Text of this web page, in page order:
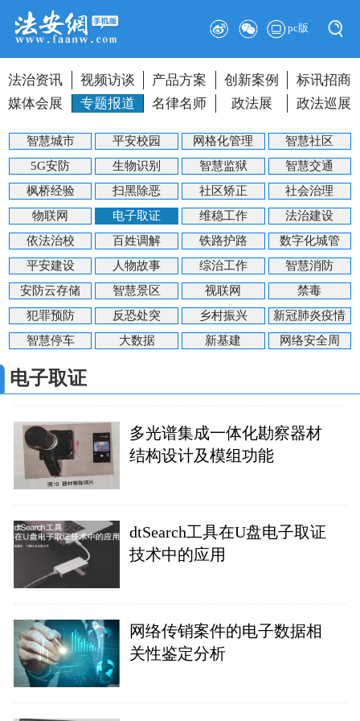
pc版
法治资讯 视频访谈 产品方案 创新案例
标讯招商
媒体会展
专题报道 名律名师 政法展 政法巡展
智慧城市 平安校园 网格化管理
智慧社区
5G安防
生物识别 智慧监狱
智慧交通
枫桥经验
扫黑除恶 社区矫正
社会治理
物联网
电子取证 维稳工作
法治建设
依法治校
百姓调解 铁路护路
数字化城管
平安建设
人物故事 综治工作
智慧消防
安防云存储
智慧景区 视联网
禁毒
犯罪预防
反恐处突 乡村振兴
新冠肺炎疫情
智慧停车
大数据 新基建 网络安全周
电子取证
多光谱集成一体化勘察器材
结构设计及模组功能
dtSearch工具在U盘电子取证
技术中的应用
网络传销案件的电子数据相
关性鉴定分析